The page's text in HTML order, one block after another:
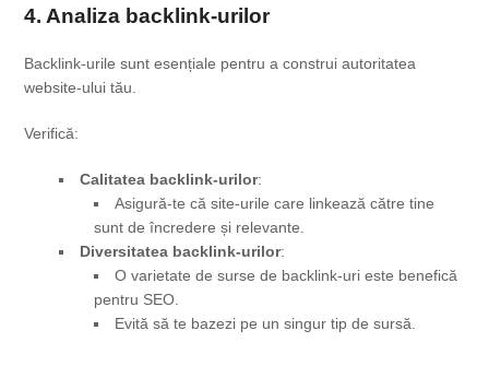
4. Analiza backlink-urilor
Backlink-urile sunt esențiale pentru a construi autoritatea
website-ului tău.
Verifică:
Calitatea backlink-urilor:
Asigură-te că site-urile care linkează către tine
sunt de încredere și relevante.
Diversitatea backlink-urilor:
O varietate de surse de backlink-uri este benefică
pentru SEO.
Evită să te bazezi pe un singur tip de sursă.